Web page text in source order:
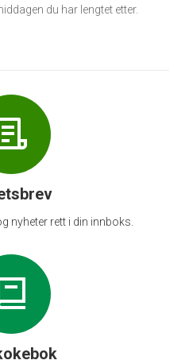
du har lengtet etter.
nyheter rett i din innboks.